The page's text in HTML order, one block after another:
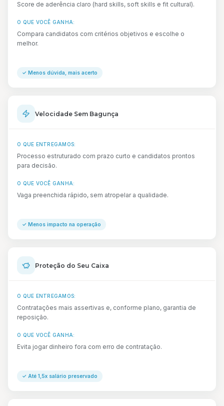
Score de aderência claro (hard skills, soft skills e fit cultural).
O QUE VOCÊ GANHA:
Compara candidatos com critérios objetivos e escolhe o
melhor.
✓ Menos dúvida, mais acerto
Velocidade Sem Bagunça
O QUE ENTREGAMOS:
Processo estruturado com prazo curto e candidatos prontos
para decisão.
O QUE VOCÊ GANHA:
Vaga preenchida rápido, sem atropelar a qualidade.
✓ Menos impacto na operação
Proteção do Seu Caixa
O QUE ENTREGAMOS:
Contratações mais assertivas e, conforme plano, garantia de
reposição.
O QUE VOCÊ GANHA:
Evita jogar dinheiro fora com erro de contratação.
✓ Até 1,5x salário preservado